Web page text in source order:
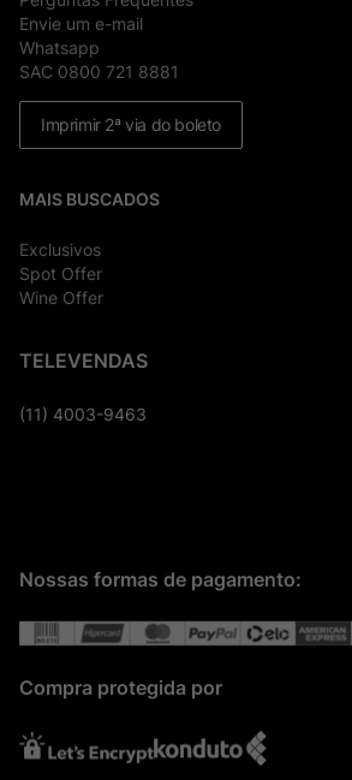
Envie um e-mail
Whatsapp
SAC 0800 721 8881
Imprimir 2ª via do boleto
MAIS BUSCADOS
Exclusivos
Spot Offer
Wine Offer
TELEVENDAS
(11) 4003-9463
Nossas formas de pagamento:
Compra protegida por